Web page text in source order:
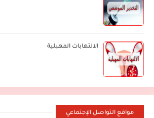
الالتهابات المهبلية
مواقع التواصل الإجتماعي